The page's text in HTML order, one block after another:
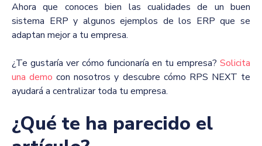
Ahora que conoces bien las cualidades de un buen
sistema ERP y algunos ejemplos de los ERP que se
adaptan mejor a tu empresa.
¿Te gustaría ver cómo funcionaría en tu empresa? Solicita
una demo con nosotros y descubre cómo RPS NEXT te
ayudará a centralizar toda tu empresa.
¿Qué te ha parecido el